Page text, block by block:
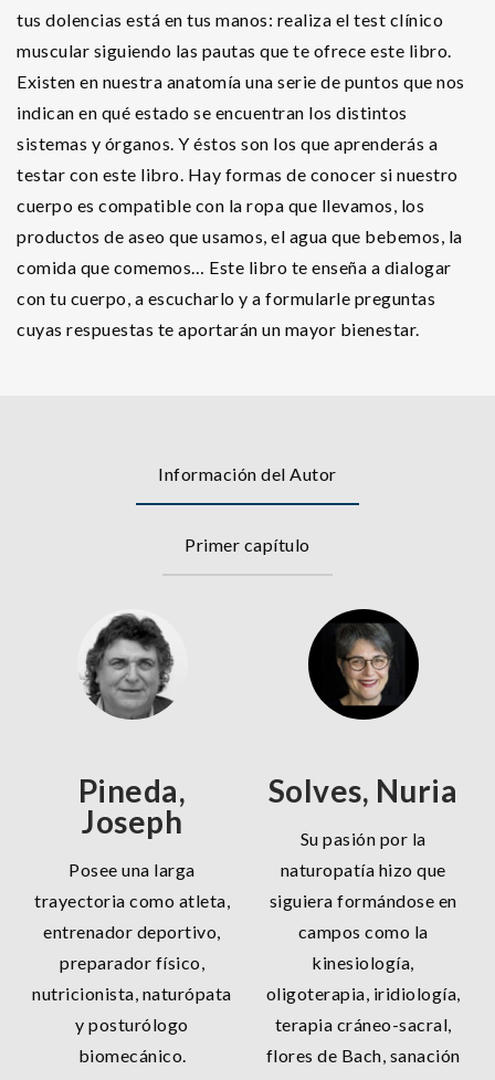
tus dolencias está en tus manos: realiza el test clínico
muscular siguiendo las pautas que te ofrece este libro.
Existen en nuestra anatomía una serie de puntos que nos
indican en qué estado se encuentran los distintos
sistemas y órganos. Y éstos son los que aprenderás a
testar con este libro. Hay formas de conocer si nuestro
cuerpo es compatible con la ropa que llevamos, los
productos de aseo que usamos, el agua que bebemos, la
comida que comemos… Este libro te enseña a dialogar
con tu cuerpo, a escucharlo y a formularle preguntas
cuyas respuestas te aportarán un mayor bienestar.
Información del Autor
Primer capítulo
Pineda,
Joseph
Posee una larga
trayectoria como atleta,
entrenador deportivo,
preparador físico,
nutricionista, naturópata
y posturólogo
biomecánico.
Solves, Nuria
Su pasión por la
naturopatía hizo que
siguiera formándose en
campos como la
kinesiología,
oligoterapia, iridiología,
terapia cráneo-sacral,
flores de Bach, sanación